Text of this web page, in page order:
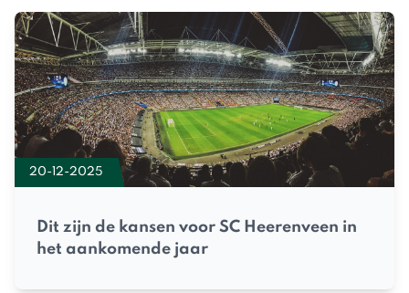
20-12-2025
Dit zijn de kansen voor SC Heerenveen in
het aankomende jaar